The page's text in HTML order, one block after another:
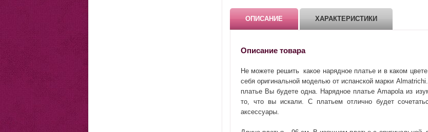
ОПИСАНИЕ ХАРАКТЕРИСТИКИ
Описание товара
Не можете решить какое нарядное платье и в каком
себя оригинальной моделью от испанской марки
платье Вы будете одна. Нарядное платье Amapola из
то, что вы искали. С платьем отлично будет
аксессуары.